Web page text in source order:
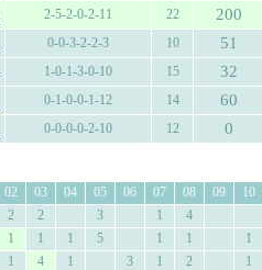
2-5-2-0-2-11 22 200
0-0-3-2-2-3 10 51
1-0-1-3-0-10 15 32
0-1-0-0-1-12 14 60
0-0-0-0-2-10 12 0
02 03 04 05 06 07 08 09
10
2 2 3 1
4
1 1 1 5 1 1
1
1 4 1 3 1 2
1